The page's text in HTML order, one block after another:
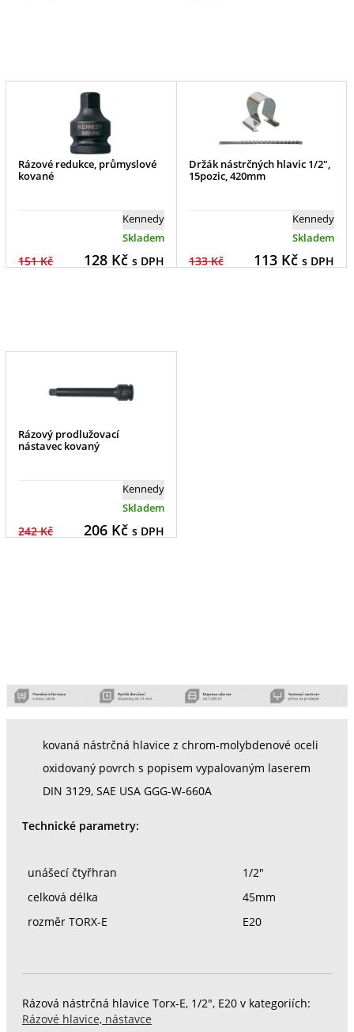
Rázové redukce, průmyslové
kované
Kennedy
Skladem
151 Kč 128Kč s DPH
Držák nástrčných hlavic 1/2",
15pozic, 420mm
Kennedy
Skladem
133 Kč 113Kč s DPH
Rázový prodlužovací
nástavec kovaný
Kennedy
Skladem
242 Kč 206Kč s DPH
kovaná nástrčná hlavice z chrom-molybdenové oceli
oxidovaný povrch s popisem vypalovaným laserem
DIN 3129, SAE USA GGG-W-660A
Technické parametry:
unášecí čtyřhran
1/2"
celková délka
45mm
rozměr TORX-E
E20
Rázová nástrčná hlavice Torx-E, 1/2", E20 v kategoriích:
Rázové hlavice, nástavce